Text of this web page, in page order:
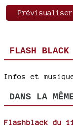
FLASH BLACK
Infos et
DANS LA
Flashblack du